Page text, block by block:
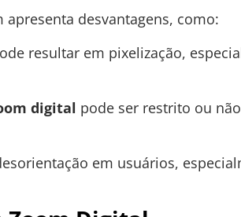
apresenta desvantagens, como:
resultar em pixelização,
digital pode ser restrito ou
em usuários,